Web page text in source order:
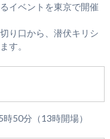
イベントを東京で開催
り口から、潜伏キリシ
す。
50分（13時開場）